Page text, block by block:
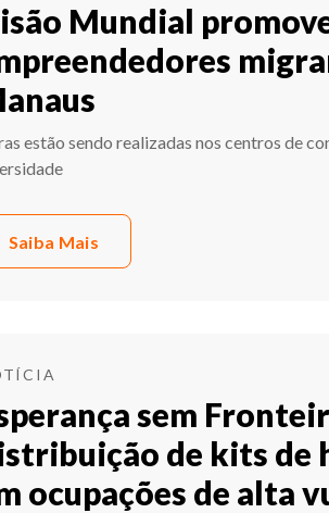
Mundial
estão sendo realizadas nos centros de
Saiba Mais
sem
de kits de
ocupações de alta